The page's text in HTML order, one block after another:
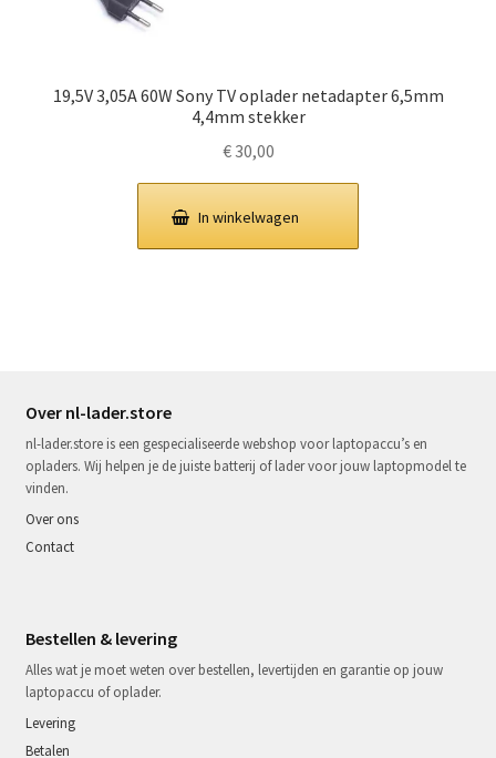
19,5V 3,05A 60W Sony TV oplader netadapter 6,5mm
4,4mm stekker
€30,00
In winkelwagen
Over nl-lader.store
nl-lader.store is een gespecialiseerde webshop voor laptopaccu’s en
opladers. Wij helpen je de juiste batterij of lader voor jouw laptopmodel te
vinden.
Over ons
Contact
Bestellen & levering
Alles wat je moet weten over bestellen, levertijden en garantie op jouw
laptopaccu of oplader.
Levering
Betalen